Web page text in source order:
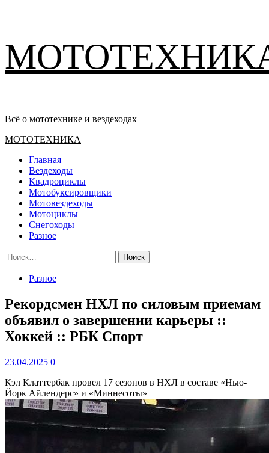
содержимому
Всё о мототехнике и вездеходах
Основное
МОТОТЕХНИКА
Главная
Вездеходы
Квадроциклы
Мотобуксировщики
Мотовездеходы
Мотоциклы
Снегоходы
Разное
Найти:
Разное
Рекордсмен НХЛ по силовым приемам
объявил о завершении карьеры ::
Хоккей :: РБК Спорт
23.04.2025 0
Кэл Клаттербак провел 17 сезонов в НХЛ в составе «Нью-
Йорк Айлендерс» и «Миннесоты»